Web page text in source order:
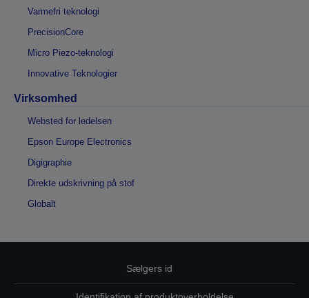
Varmefri teknologi
PrecisionCore
Micro Piezo-teknologi
Innovative Teknologier
Virksomhed
Websted for ledelsen
Epson Europe Electronics
Digigraphie
Direkte udskrivning på stof
Globalt
Sælgers id